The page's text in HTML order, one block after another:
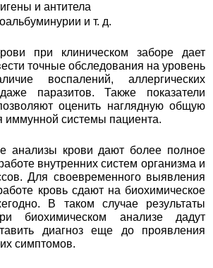
и антитела
и т. д.
при клиническом заборе дает
точные обследования на уровень
воспалений, аллергических
паразитов. Также показатели
оценить наглядную общую
иммунной системы пациента.
анализы крови дают более полное
внутренних систем организма и
Для своевременного выявления
кровь сдают на биохимическое
В таком случае результаты
биохимическом анализе дадут
диагноз еще до проявления
симптомов.